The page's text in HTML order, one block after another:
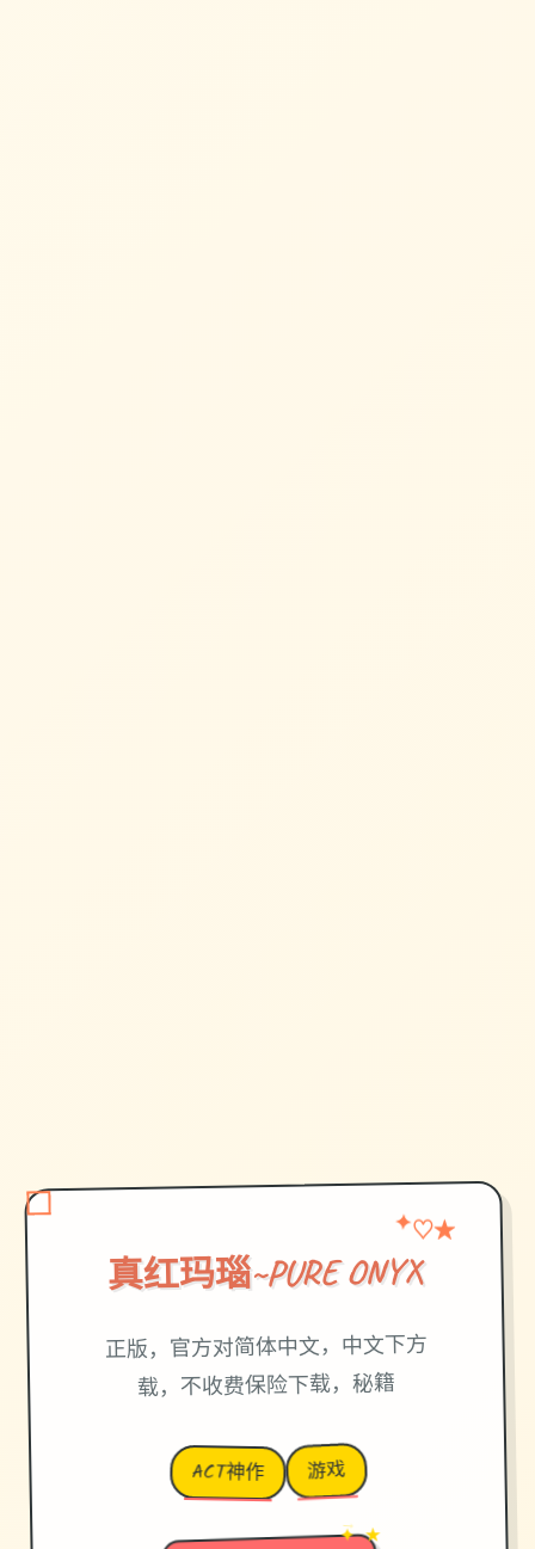
真红玛瑙~PURE ONYX
✦♡★
正版，官方对简体中文，中文下方
载，不收费保险下载，秘籍
ACT神作 游戏
→
✦ ★